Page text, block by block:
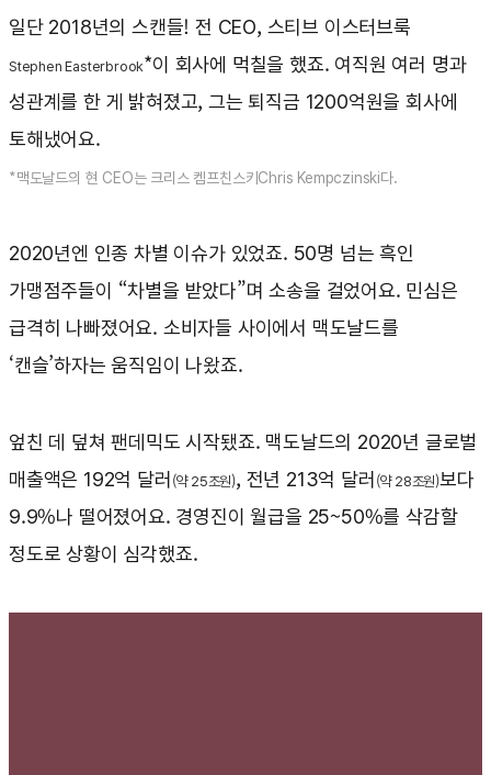
일단 2018년의 스캔들! 전 CEO, 스티브 이스터브룩
Stephen Easterbrook*이 회사에 먹칠을 했죠. 여직원 여러 명과
성관계를 한 게 밝혀졌고, 그는 퇴직금 1200억원을 회사에
토해냈어요.
*맥도날드의 현 CEO는 크리스 켐프친스키Chris Kempczinski다.
2020년엔 인종 차별 이슈가 있었죠. 50명 넘는 흑인
가맹점주들이 “차별을 받았다”며 소송을 걸었어요. 민심은
급격히 나빠졌어요. 소비자들 사이에서 맥도날드를
‘캔슬’하자는 움직임이 나왔죠.
엎친 데 덮쳐 팬데믹도 시작됐죠. 맥도날드의 2020년 글로벌
매출액은 192억 달러 (약 25조원), 전년 213억 달러 (약 28조원)보다
9.9%나 떨어졌어요. 경영진이 월급을 25~50%를 삭감할
정도로 상황이 심각했죠.